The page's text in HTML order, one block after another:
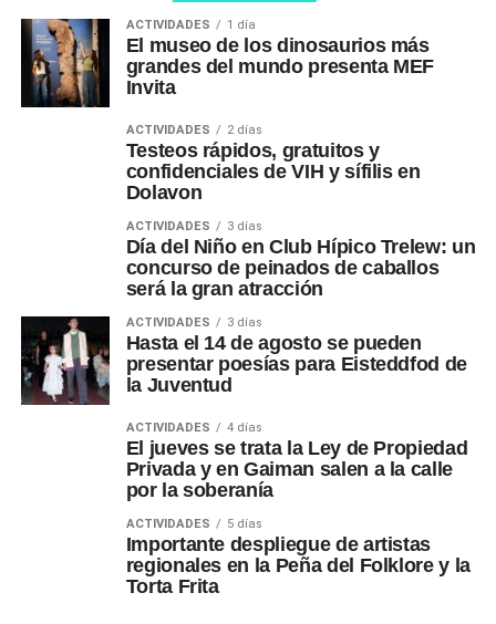
ACTIVIDADES 1 día
El museo de los dinosaurios más
grandes del mundo presenta MEF
Invita
ACTIVIDADES 2 días
Testeos rápidos, gratuitos y
confidenciales de VIH y sífilis en
Dolavon
ACTIVIDADES 3 días
Día del Niño en Club Hípico Trelew: un
concurso de peinados de caballos
será la gran atracción
ACTIVIDADES 3 días
Hasta el 14 de agosto se pueden
presentar poesías para Eisteddfod de
la Juventud
ACTIVIDADES 4 días
El jueves se trata la Ley de Propiedad
Privada y en Gaiman salen a la calle
por la soberanía
ACTIVIDADES 5 días
Importante despliegue de artistas
regionales en la Peña del Folklore y la
Torta Frita